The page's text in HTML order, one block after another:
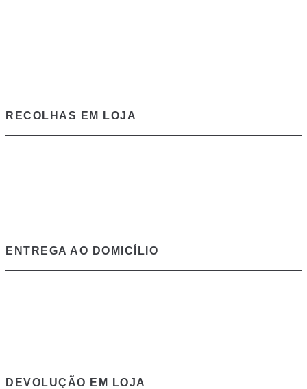
RECOLHAS EM LOJA
ENTREGA AO DOMICÍLIO
DEVOLUÇÃO EM LOJA